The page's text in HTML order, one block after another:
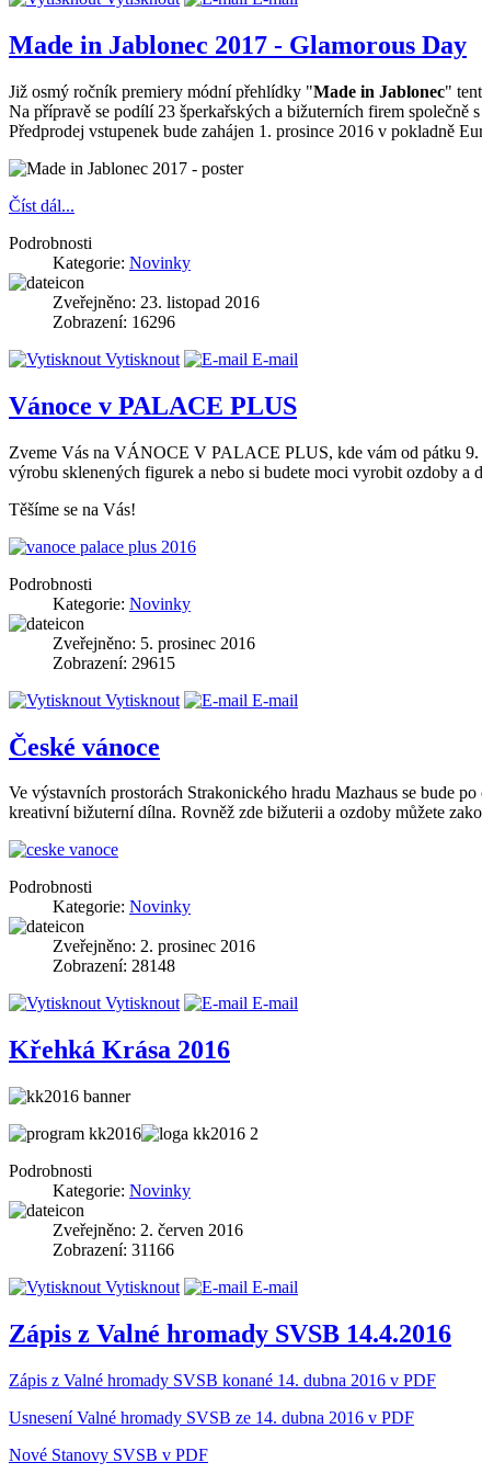
Made in Jablonec 2017 - Glamorous Day
Již osmý ročník premiery módní přehlídky "Made in Jablonec"
Na přípravě se podílí 23 šperkařských a bižuterních firem společně
Předprodej vstupenek bude zahájen 1. prosince 2016 v pokladně
Číst dál...
Podrobnosti
Kategorie: Novinky
Zveřejněno: 23. listopad 2016
Zobrazení: 16296
Vytisknout
E-mail
Vánoce v PALACE PLUS
Zveme Vás na VÁNOCE V PALACE PLUS, kde vám od pátku 9.
výrobu sklenených figurek a nebo si budete moci vyrobit ozdoby a
Těšíme se na Vás!
Podrobnosti
Kategorie: Novinky
Zveřejněno: 5. prosinec 2016
Zobrazení: 29615
Vytisknout
E-mail
České vánoce
Ve výstavních prostorách Strakonického hradu Mazhaus se bude
kreativní bižuterní dílna. Rovněž zde bižuterii a ozdoby můžete
Podrobnosti
Kategorie: Novinky
Zveřejněno: 2. prosinec 2016
Zobrazení: 28148
Vytisknout
E-mail
Křehká Krása 2016
Podrobnosti
Kategorie: Novinky
Zveřejněno: 2. červen 2016
Zobrazení: 31166
Vytisknout
E-mail
Zápis z Valné hromady SVSB 14.4.2016
Zápis z Valné hromady SVSB konané 14. dubna 2016 v PDF
Usnesení Valné hromady SVSB ze 14. dubna 2016 v PDF
Nové Stanovy SVSB v PDF